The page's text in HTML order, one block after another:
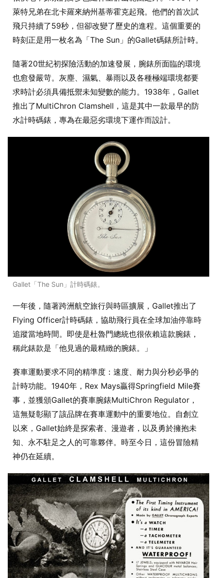
萊特兄弟在北卡羅來納州基蒂霍克起飛。他們的首次試
飛只持續了59秒，但卻改變了歷史的進程。這個重要的
時刻正是用一枚名為「The Sun」的Gallet碼錶所計時。
隨著20世紀初探險活動的加速發展，腕錶所面臨的環境
也愈發嚴苛。灰塵、濕氣、暴雨以及各種極端環境都要
求時計必須具備抵禦未知變數的能力。1938年，Gallet
推出了MultiChron Clamshell，這是其中一款最早的防
水計時碼錶，專為在最惡劣環境下運作而設計。
Gallet「The Sun」計時碼錶。
一年後，隨著跨洲航空旅行與時區擴展，Gallet推出了
Flying Officer計時碼錶，協助飛行員在全球加油停靠時
追蹤當地時間。即使是杜魯門總統也很依賴這款腕錶，
稱此錶款是「他見過的最精緻的腕錶。」
賽車運動要求不同的精準度：速度、耐力與分秒必爭的
計時功能。1940年，Rex Mays贏得Springfield Mile賽
事，並獲頒Gallet的賽車腕錶MultiChron Regulator，
這無疑彰顯了該品牌在賽車運動中的重要地位。自創立
以來，Gallet始終是探索者、漫遊者，以及勇於擁抱未
知、永不駐足之人的可靠夥伴。時至今日，這份冒險精
神仍在延續。